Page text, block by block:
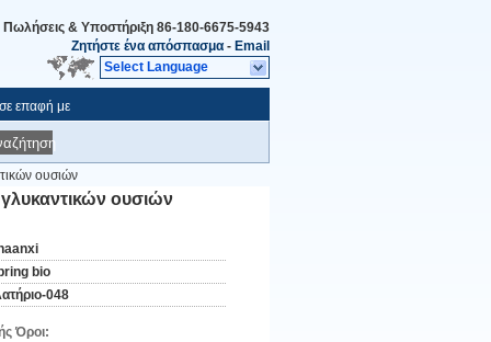
Πωλήσεις & Υποστήριξη 86-180-6675-5943
Ζητήστε ένα απόσπασμα - Email
Select Language
επαφή με
ουσιών
ουσιών
bio
048
Όροι: